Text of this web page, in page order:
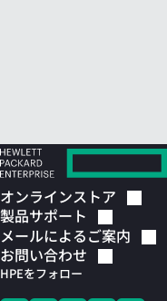
オンラインストア
製品サポート
メールによるご案内
お問い合わせ
HPEをフォロー